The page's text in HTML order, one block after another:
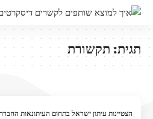
תגית:תקשורת
הצטיינות עיתון ישראל בתחום העיתונאות החברתית